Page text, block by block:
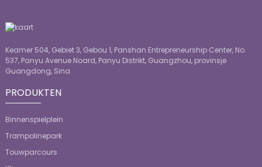
Keamer 504, Gebiet 3, Gebou 1, Panshan Entrepreneurship Center, No.
537, Panyu Avenue Noard, Panyu Distrikt, Guangzhou, provinsje
Guangdong, Sina
PRODUKTEN
Binnenspielplein
Trampolinepark
Touwparcours